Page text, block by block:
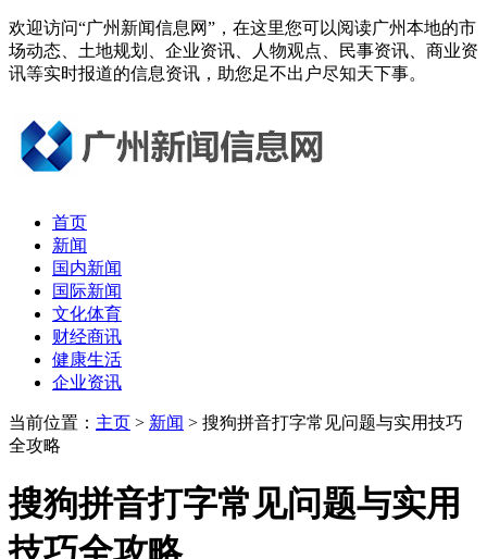
欢迎访问“广州新闻信息网”，在这里您可以阅读广州本地的市
场动态、土地规划、企业资讯、人物观点、民事资讯、商业资
讯等实时报道的信息资讯，助您足不出户尽知天下事。
首页
新闻
国内新闻
国际新闻
文化体育
财经商讯
健康生活
企业资讯
当前位置： 主页 > 新闻 > 搜狗拼音打字常见问题与实用技巧
全攻略
搜狗拼音打字常见问题与实用